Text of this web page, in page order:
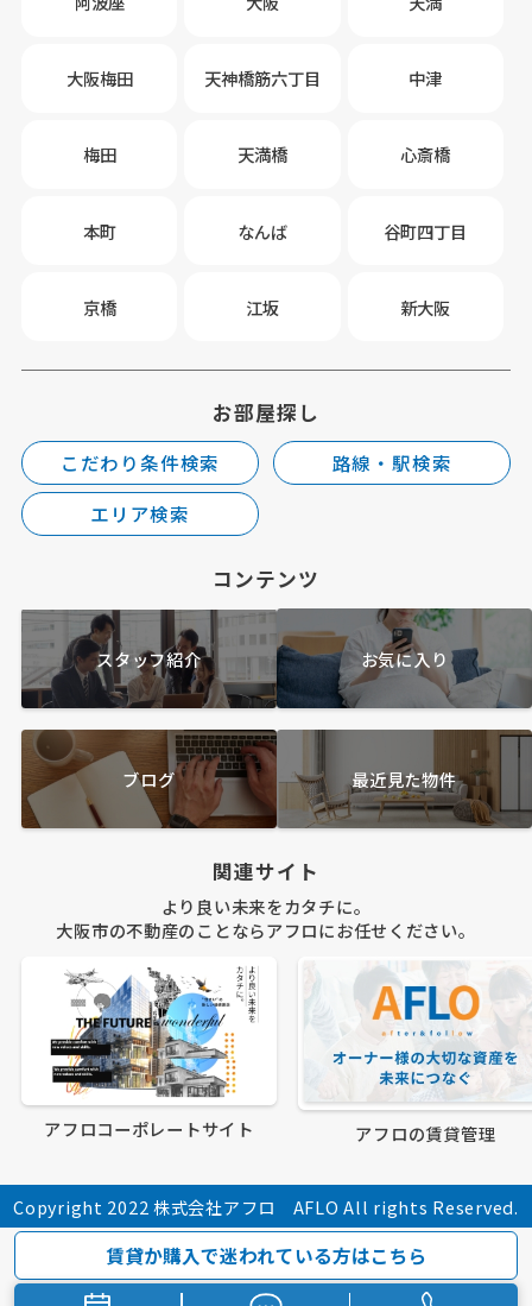
大阪梅田 天神橋筋六丁目 中津
梅田 天満橋 心斎橋
本町 なんば 谷町四丁目
京橋 江坂 新大阪
お部屋探し
こだわり条件検索
路線・駅検索
エリア検索
コンテンツ
スタッフ紹介 お気に入り
ブログ 最近見た物件
関連サイト
より良い未来をカタチに。
大阪市の不動産のことならアフロにお任せください。
アフロコーポレートサイト アフロの賃貸管理
Copyright 2022 株式会社アフロ AFLO All rights Reserved.
賃貸か購入で迷われている方はこちら